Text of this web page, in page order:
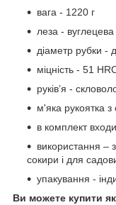
вага - 1220 г
леза - вуглецева
діаметр рубки -
міцність - 51
руків’я -
м'яка рукоятка
в комплект
використання –
сокири і для
упакування -
Ви можете купити